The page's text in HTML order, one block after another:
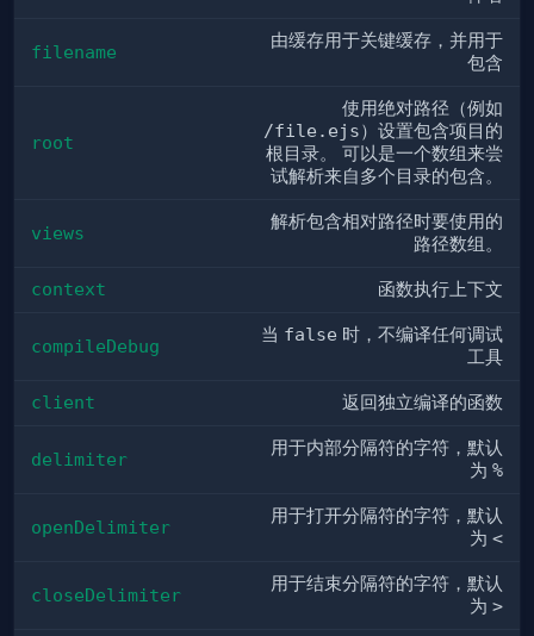
filename
由缓存用于关键缓存，并用于
包含
root
使用绝对路径（例如
/file.ejs）设置包含项目的
根目录。 可以是一个数组来尝
试解析来自多个目录的包含。
views
解析包含相对路径时要使用的
路径数组。
context 函数执行上下文
compileDebug
当 false 时，不编译任何调试
工具
client 返回独立编译的函数
delimiter
用于内部分隔符的字符，默认
为 %
openDelimiter
用于打开分隔符的字符，默认
为 <
closeDelimiter
用于结束分隔符的字符，默认
为 >